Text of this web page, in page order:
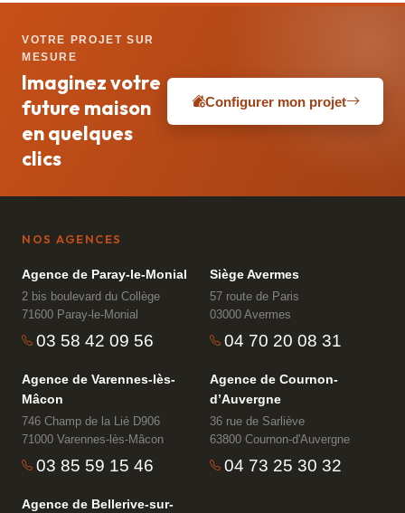
VOTRE PROJET SUR
MESURE
Imaginez votre
future maison
en quelques
clics
Configurer mon projet
NOS AGENCES
Agence de Paray-le-Monial
2 bis boulevard du Collège
71600 Paray-le-Monial
03 58 42 09 56
Siège Avermes
57 route de Paris
03000 Avermes
04 70 20 08 31
Agence de Varennes-lès-
Mâcon
746 Champ de la Lié D906
71000 Varennes-lès-Mâcon
03 85 59 15 46
Agence de Cournon-
d’Auvergne
36 rue de Sarliève
63800 Cournon-d'Auvergne
04 73 25 30 32
Agence de Bellerive-sur-